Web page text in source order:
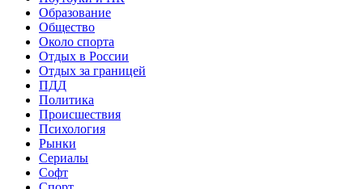
Образование
Общество
Около спорта
Отдых в России
Отдых за границей
ПДД
Политика
Происшествия
Психология
Рынки
Сериалы
Софт